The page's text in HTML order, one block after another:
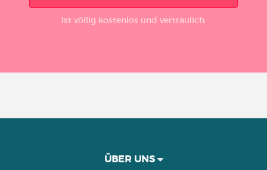
Ist völlig kostenlos und vertraulich.
ÜBER UNS